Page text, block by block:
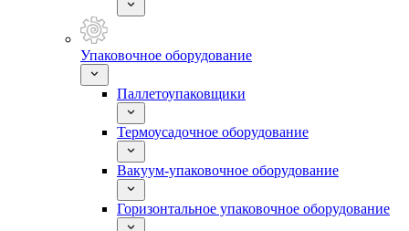
Упаковочное оборудование
Паллетоупаковщики
Термоусадочное оборудование
Вакуум-упаковочное оборудование
Горизонтальное упаковочное оборудование